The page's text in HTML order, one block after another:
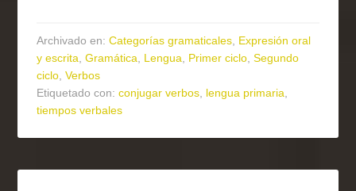
Archivado en:Categorías gramaticales, Expresión oral
y escrita,Gramática, Lengua, Primer ciclo,Segundo
ciclo,Verbos
Etiquetado con:conjugar verbos, lengua primaria,
tiempos verbales